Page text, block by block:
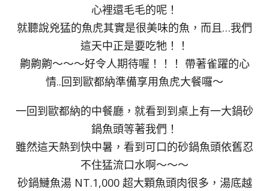
心裡還毛毛的呢！
就聽說兇猛的魚虎其實是很美味的魚，而且…我們
這天中正是要吃牠！！
齁齁齁～～～好令人期待喔！！！ 帶著雀躍的心
情..回到歐都納準備享用魚虎大餐囉～
一回到歐都納的中餐廳，就看到到桌上有一大鍋砂
鍋魚頭等著我們！
雖然這天熱到快中暑，看到可口的砂鍋魚頭依舊忍
不住猛流口水啊～～～
砂鍋鰱魚湯 NT.1,000 超大顆魚頭肉很多，湯底越